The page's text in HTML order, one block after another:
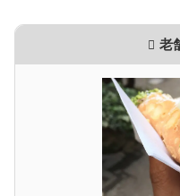
老